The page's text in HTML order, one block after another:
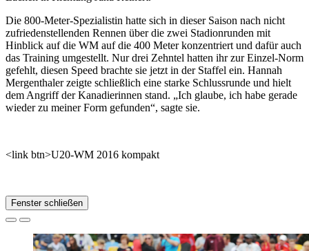
Die 800-Meter-Spezialistin hatte sich in dieser Saison nach nicht
zufriedenstellenden Rennen über die zwei Stadionrunden mit
Hinblick auf die WM auf die 400 Meter konzentriert und dafür auch
das Training umgestellt. Nur drei Zehntel hatten ihr zur Einzel-Norm
gefehlt, diesen Speed brachte sie jetzt in der Staffel ein. Hannah
Mergenthaler zeigte schließlich eine starke Schlussrunde und hielt
dem Angriff der Kanadierinnen stand. „Ich glaube, ich habe gerade
wieder zu meiner Form gefunden“, sagte sie.
<link btn>U20-WM 2016 kompakt
Fenster schließen